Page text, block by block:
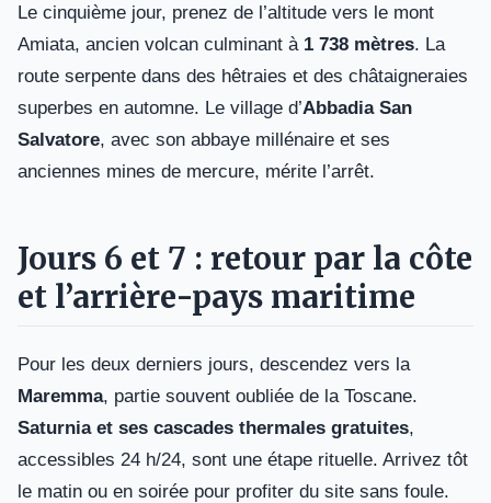
Le cinquième jour, prenez de l’altitude vers le mont
Amiata, ancien volcan culminant à 1 738 mètres. La
route serpente dans des hêtraies et des châtaigneraies
superbes en automne. Le village d’Abbadia San
Salvatore, avec son abbaye millénaire et ses
anciennes mines de mercure, mérite l’arrêt.
Jours 6 et 7 : retour par la côte
et l’arrière-pays maritime
Pour les deux derniers jours, descendez vers la
Maremma, partie souvent oubliée de la Toscane.
Saturnia et ses cascades thermales gratuites,
accessibles 24 h/24, sont une étape rituelle. Arrivez tôt
le matin ou en soirée pour profiter du site sans foule.